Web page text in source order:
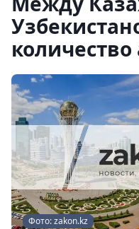
Фото: zakon.kz